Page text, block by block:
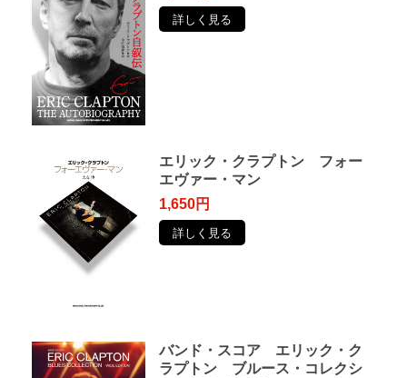
詳しく見る
エリック・クラプトン フォー
エヴァー・マン
1,650円
詳しく見る
バンド・スコア エリック・ク
ラプトン ブルース・コレクシ